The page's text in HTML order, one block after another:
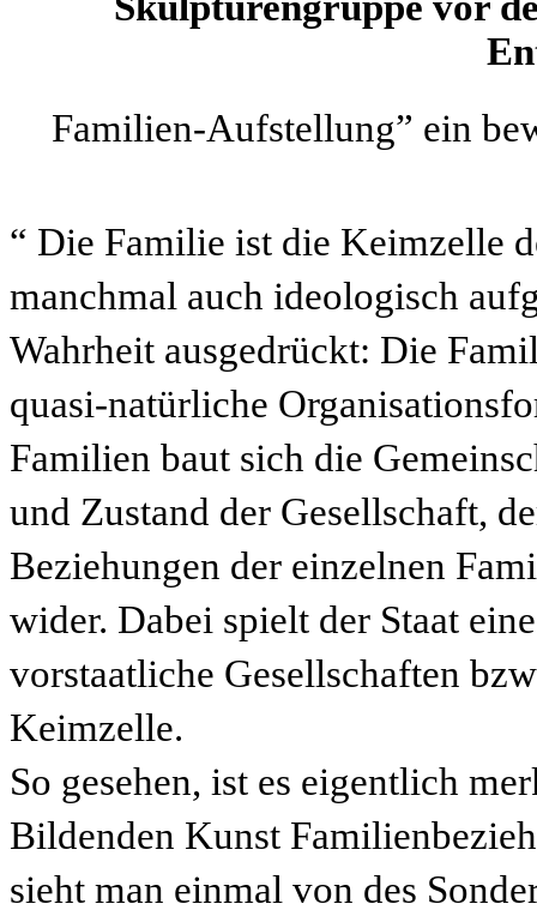
Familien-Aufstellung” ein
“ Die Familie ist die Keimzelle
manchmal auch ideologisch
Wahrheit ausgedrückt: Die
quasi-natürliche
Familien baut sich die
und Zustand der Gesellschaft,
Beziehungen der einzelnen
wider. Dabei spielt der Staat
vorstaatliche Gesellschaften
Keimzelle.
So gesehen, ist es eigentlich
Bildenden Kunst
sieht man einmal von des